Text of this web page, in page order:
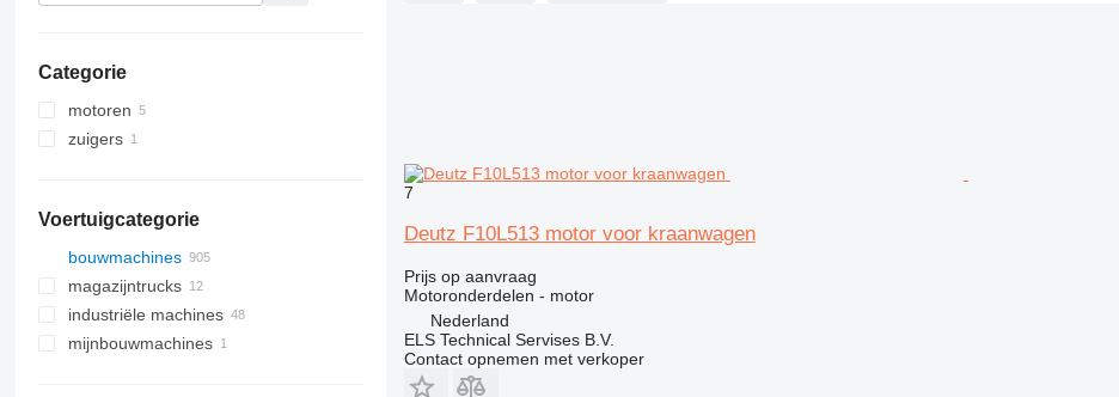
Categorie
motoren
zuigers
Voertuigcategorie
bouwmachines
graafmachines
graaflaadmachines
midigraafmachines
kranen
kraanwagens
boorinstallaties
magazijntrucks
vorkheftrucks
diesel heftrucks
industriële machines
elektrische generatoren
mijnbouwmachines
7
Deutz F10L513 motor voor kraanwagen
Prijs op aanvraag
Motoronderdelen - motor
Nederland
ELS Technical Servises B.V.
Contact opnemen met verkoper